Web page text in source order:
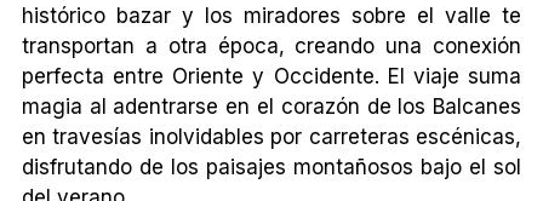
histórico bazar y los miradores sobre el valle te
transportan a otra época, creando una conexión
perfecta entre Oriente y Occidente. El viaje suma
magia al adentrarse en el corazón de los Balcanes
en travesías inolvidables por carreteras escénicas,
disfrutando de los paisajes montañosos bajo el sol